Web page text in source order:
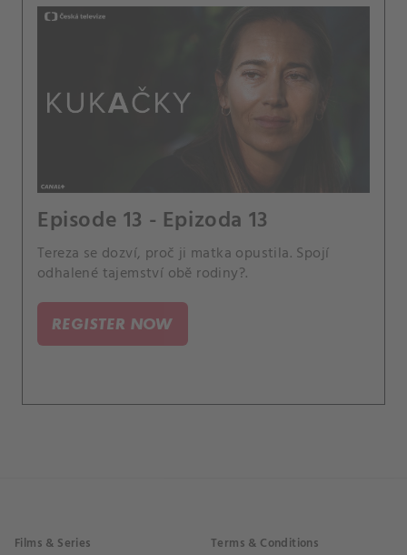
Episode 13 - Epizoda 13
Tereza se dozví, proč ji matka opustila. Spojí
odhalené tajemství obě rodiny?.
REGISTER NOW
Films & Series Terms & Conditions